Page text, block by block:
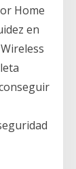
Home
en